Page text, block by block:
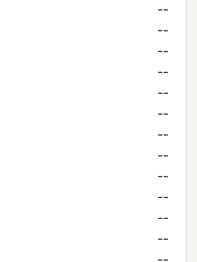
--
--
--
--
--
--
--
--
--
--
--
--